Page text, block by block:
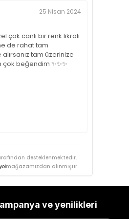
25 Nisan 2024
çok canlı bir renk likralı
de rahat tam
tam üzerinize
beğendim ✨✨✨
desteklenmektedir.
mağazamızdan alınmıştır.
ve yenilikleri